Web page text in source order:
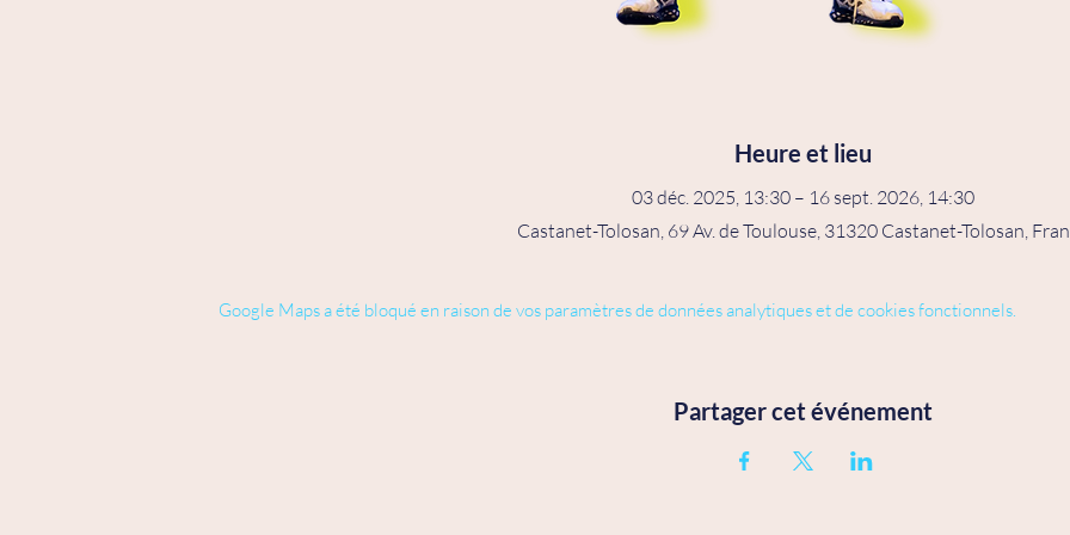
Heure et lieu
03 déc. 2025, 13:30 – 16 sept. 2026, 14:30
Castanet-Tolosan, 69 Av. de Toulouse, 31320 Castanet-Tolosan,
Google Maps a été bloqué en raison de vos paramètres de données analytiques et de cookies fonctionnels.
Partager cet événement